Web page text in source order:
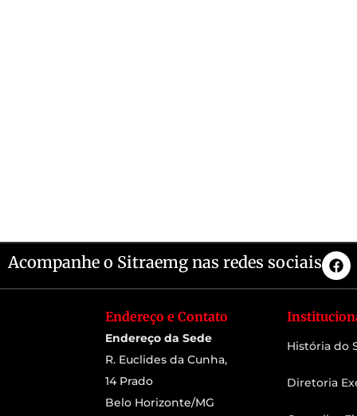
Acompanhe o Sitraemg nas redes sociais
Endereço e Contato
Endereço da Sede
R. Euclides da Cunha,
14 Prado
Belo Horizonte/MG
História do
Diretoria